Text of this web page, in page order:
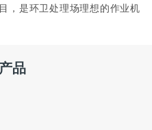
，是环卫处理场理想的作业机
品